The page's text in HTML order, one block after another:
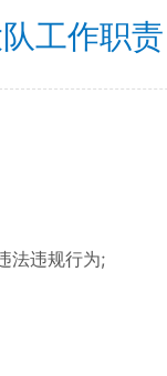
工作职责
法违规行为;